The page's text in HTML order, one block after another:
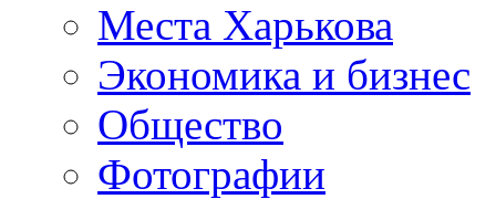
Места Харькова
Экономика и бизнес
Общество
Фотографии